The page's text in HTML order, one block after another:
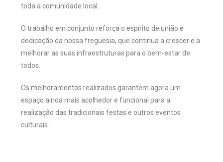
toda a comunidade local.
O trabalho em conjunto reforça o espírito de união e
dedicação da nossa freguesia, que continua a crescer e a
melhorar as suas infraestruturas para o bem-estar de
todos.
Os melhoramentos realizados garantem agora um
espaço ainda mais acolhedor e funcional para a
realização das tradicionais festas e outros eventos
culturais.